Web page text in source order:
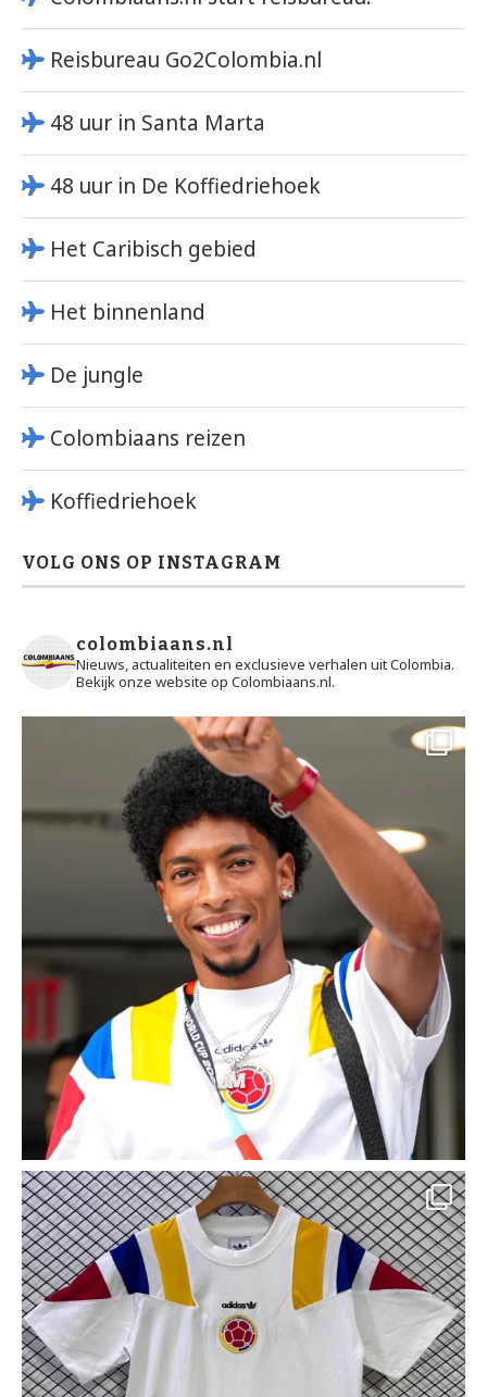
Reisbureau Go2Colombia.nl
48 uur in Santa Marta
48 uur in De Koffiedriehoek
Het Caribisch gebied
Het binnenland
De jungle
Colombiaans reizen
Koffiedriehoek
VOLG ONS OP INSTAGRAM
colombiaans.nl
Nieuws, actualiteiten en exclusieve verhalen uit Colombia.
Bekijk onze website op Colombiaans.nl.